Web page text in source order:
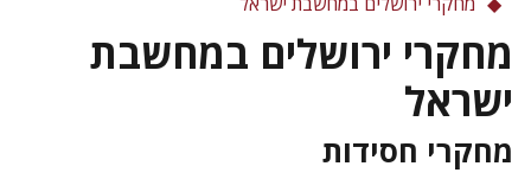
מחקרי ירושלים במחשבת
ישראל
מחקרי חסידות